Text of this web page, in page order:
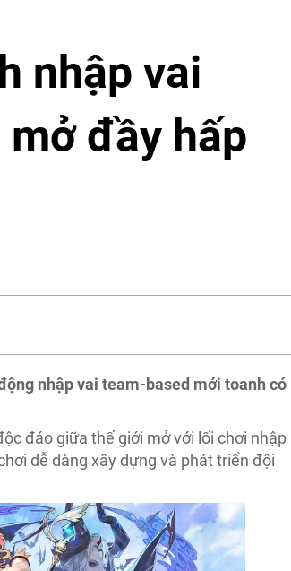
nhập vai
đầy hấp
nhập vai team-based mới toanh có
đáo giữa thế giới mở với lối chơi nhập
dễ dàng xây dựng và phát triển đội